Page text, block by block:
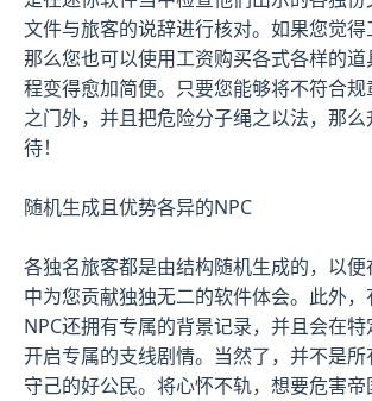
文件与旅客的说辞进行核对。如果您觉得
那么您也可以使用工资购买各式各样的
程变得愈加简便。只要您能够将不符合
之门外，并且把危险分子绳之以法，那
待！
随机生成且优势各异的NPC
各独名旅客都是由结构随机生成的，以便
中为您贡献独独无二的软件体会。此外
NPC还拥有专属的背景记录，并且会在
开启专属的支线剧情。当然了，并不是
守己的好公民。将心怀不轨，想要危害